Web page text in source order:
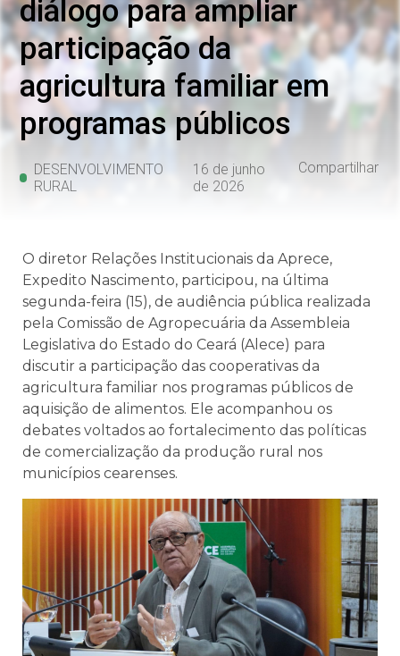
diálogo para ampliar
participação da
agricultura familiar em
programas públicos
DESENVOLVIMENTO
RURAL
16 de junho
de 2026
Compartilhar
O diretor Relações Institucionais da Aprece,
Expedito Nascimento, participou, na última
segunda-feira (15), de audiência pública realizada
pela Comissão de Agropecuária da Assembleia
Legislativa do Estado do Ceará (Alece) para
discutir a participação das cooperativas da
agricultura familiar nos programas públicos de
aquisição de alimentos. Ele acompanhou os
debates voltados ao fortalecimento das políticas
de comercialização da produção rural nos
municípios cearenses.